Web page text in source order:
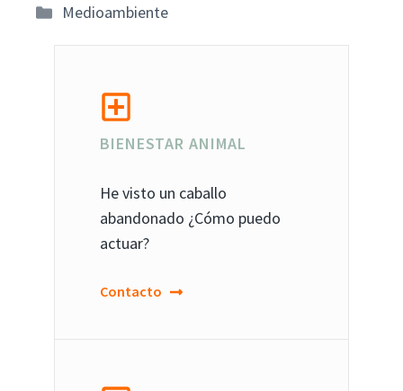
Categorías
Medioambiente
BIENESTAR ANIMAL
He visto un caballo
abandonado ¿Cómo puedo
actuar?
Contacto